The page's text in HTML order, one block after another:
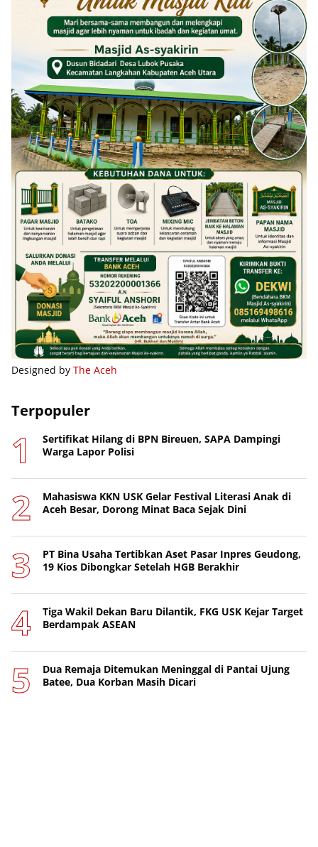
Designed by The Aceh
Terpopuler
Sertifikat Hilang di BPN Bireuen, SAPA Dampingi
Warga Lapor Polisi
Mahasiswa KKN USK Gelar Festival Literasi Anak di
Aceh Besar, Dorong Minat Baca Sejak Dini
PT Bina Usaha Tertibkan Aset Pasar Inpres Geudong,
19 Kios Dibongkar Setelah HGB Berakhir
Tiga Wakil Dekan Baru Dilantik, FKG USK Kejar Target
Berdampak ASEAN
Dua Remaja Ditemukan Meninggal di Pantai Ujung
Batee, Dua Korban Masih Dicari